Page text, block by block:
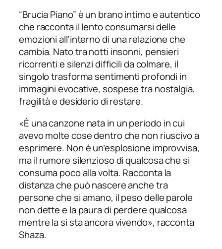
“Brucia Piano” è un brano intimo e autentico
che racconta il lento consumarsi delle
emozioni all’interno di una relazione che
cambia. Nato tra notti insonni, pensieri
ricorrenti e silenzi difficili da colmare, il
singolo trasforma sentimenti profondi in
immagini evocative, sospese tra nostalgia,
fragilità e desiderio di restare.
«È una canzone nata in un periodo in cui
avevo molte cose dentro che non riuscivo a
esprimere. Non è un’esplosione improvvisa,
ma il rumore silenzioso di qualcosa che si
consuma poco alla volta. Racconta la
distanza che può nascere anche tra
persone che si amano, il peso delle parole
non dette e la paura di perdere qualcosa
mentre la si sta ancora vivendo», racconta
Shaza.